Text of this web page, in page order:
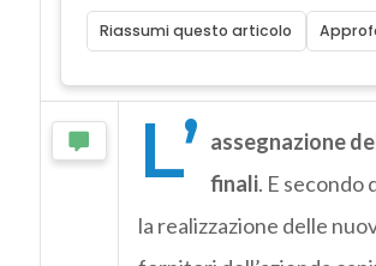
Riassumi questo articolo
L’ assegnazione
finali. E secondo
la realizzazione delle